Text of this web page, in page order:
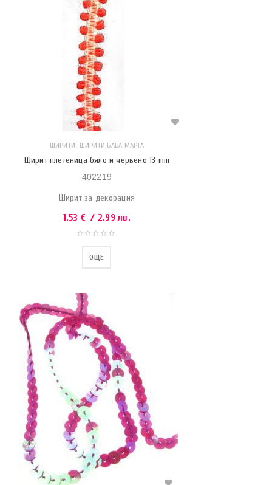
ШИРИТИ, ШИРИТИ БАБА МАРТА
Ширит плетеница бяло и червено 13 mm
402219
Ширит за декорация
1.53 € / 2.99 лв.
ОЩЕ